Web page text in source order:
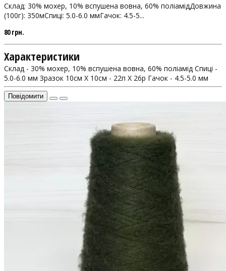
Склад: 30% мохер, 10% вспушена вовна, 60% поліамідДовжина
(100г): 350мСпиці: 5.0-6.0 ммГачок: 4.5-5...
80 грн.
Характеристики
Склад - 30% мохер, 10% вспушена вовна, 60% поліамід Спиці -
5.0-6.0 мм Зразок 10см Х 10см - 22п X 26р Гачок - 4.5-5.0 мм
Повідомити